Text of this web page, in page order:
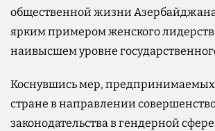
общественной жизни
ярким примером женского
наивысшем уровне
Коснувшись мер,
стране в направлении
законодательства в гендерной